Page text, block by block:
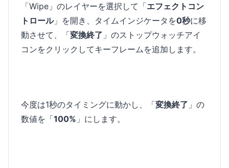
「Wipe」のレイヤーを選択して「エフェクトコン
トロール」を開き、タイムインジケータを0秒に移
動させて、「変換終了 」のストップウォッチアイ
コンをクリックしてキーフレームを追加します。
今度は1秒のタイミングに動かし、「変換終了 」の
数値を「100% 」にします。